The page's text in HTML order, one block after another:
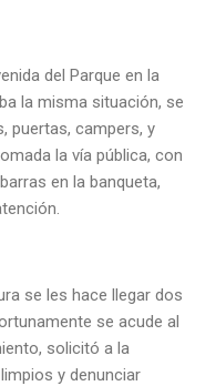
del Parque en la
la misma situación, se
puertas, campers, y
la vía pública, con
en la banqueta,
se les hace llegar dos
se acude al
solicitó a la
y denunciar